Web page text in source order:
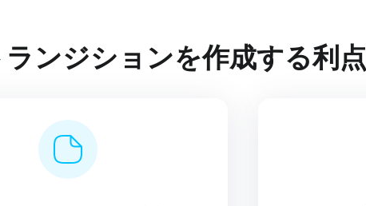
ンジションを作成する利点